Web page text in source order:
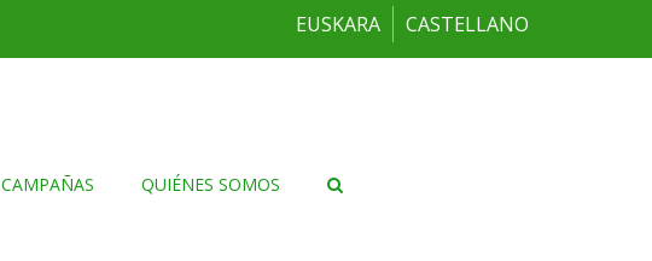
EUSKARA CASTELLANO
CAMPAÑAS QUIÉNES SOMOS